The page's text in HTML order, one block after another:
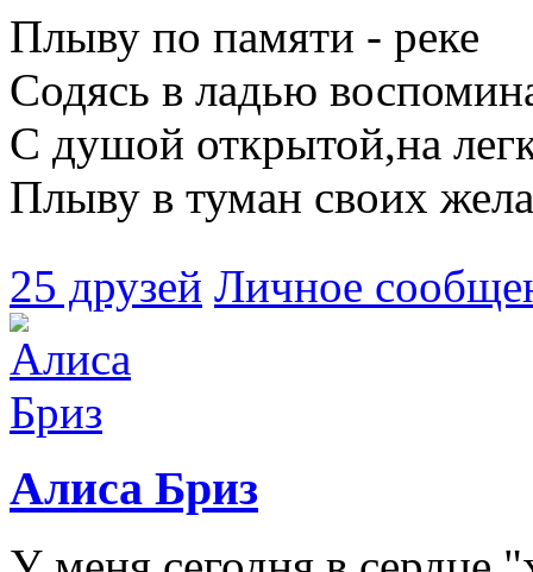
Плыву по памяти - реке
Содясь в ладью
С душой открытой,на
Плыву в туман своих
25 друзей Личное
Алиса Бриз